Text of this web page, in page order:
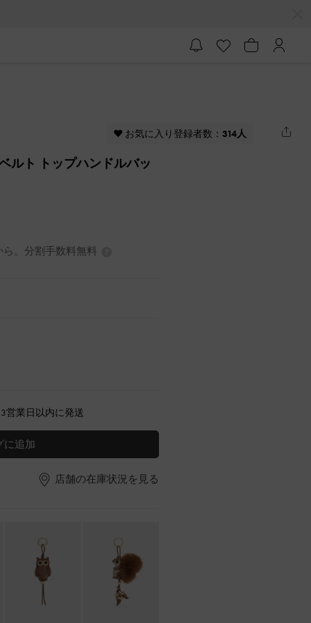
♥ お気に入り登録者数： 314人
ルト トップハンドルバッ
。分割手数料無料
営業日以内に発送
に追加
店舗の在庫状況を見る